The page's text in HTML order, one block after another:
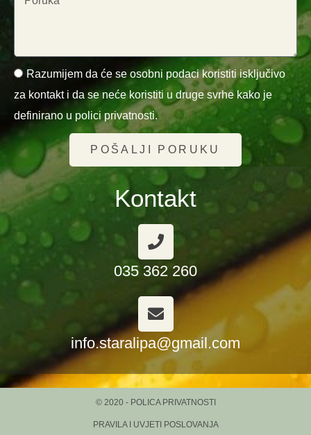
Razumijem da će se osobni podaci koristiti isključivo
za kontakt i da se neće koristiti u druge svrhe kako je
definirano u polici privatnosti.
POŠALJI PORUKU
Kontakt
035 362 260
info.staralipa@gmail.com
© 2020 - POLICA PRIVATNOSTI
PRAVILA I UVJETI POSLOVANJA